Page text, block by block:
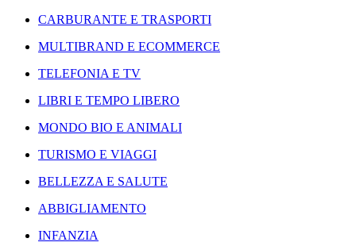
CARBURANTE E TRASPORTI
MULTIBRAND E ECOMMERCE
TELEFONIA E TV
LIBRI E TEMPO LIBERO
MONDO BIO E ANIMALI
TURISMO E VIAGGI
BELLEZZA E SALUTE
ABBIGLIAMENTO
INFANZIA